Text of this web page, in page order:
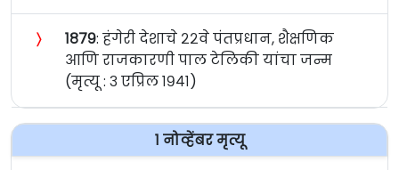
〉 १८७९: हंगेरी देशाचे २२वे पंतप्रधान, शैक्षणिक
आणि राजकारणी पाल टेलिकी यांचा जन्म
(मृत्यू : ३ एप्रिल १९४१)
१ नोव्हेंबर मृत्यू